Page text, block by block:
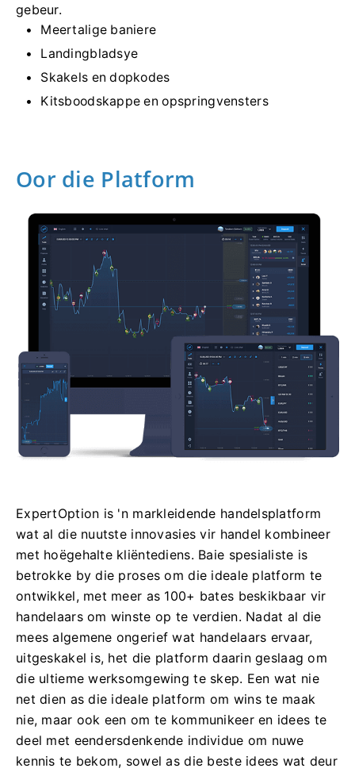
gebeur.
Meertalige baniere
Landingbladsye
Skakels en dopkodes
Kitsboodskappe en opspringvensters
Oor die Platform
ExpertOption is 'n markleidende handelsplatform
wat al die nuutste innovasies vir handel kombineer
met hoëgehalte kliëntediens. Baie spesialiste is
betrokke by die proses om die ideale platform te
ontwikkel, met meer as 100+ bates beskikbaar vir
handelaars om winste op te verdien. Nadat al die
mees algemene ongerief wat handelaars ervaar,
uitgeskakel is, het die platform daarin geslaag om
die ultieme werksomgewing te skep. Een wat nie
net dien as die ideale platform om wins te maak
nie, maar ook een om te kommunikeer en idees te
deel met eendersdenkende individue om nuwe
kennis te bekom, sowel as die beste idees wat deur